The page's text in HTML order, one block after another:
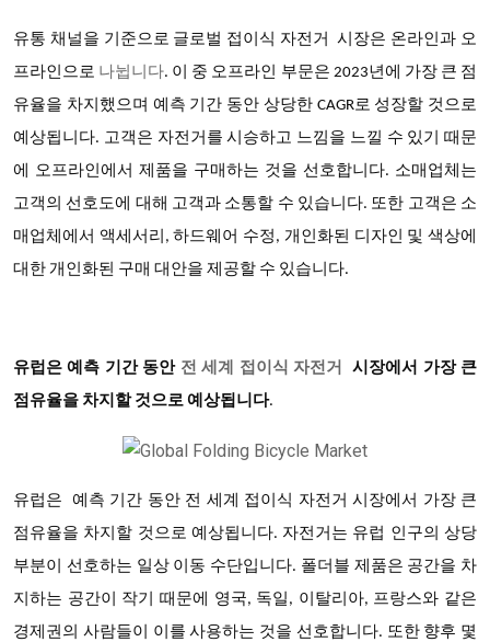
유통 채널을 기준으로 글로벌 접이식 자전거 시장은 온라인과 오
프라인으로 나뉩니다. 이 중 오프라인 부문은 2023년에 가장 큰 점
유율을 차지했으며 예측 기간 동안 상당한 CAGR로 성장할 것으로
예상됩니다. 고객은 자전거를 시승하고 느낌을 느낄 수 있기 때문
에 오프라인에서 제품을 구매하는 것을 선호합니다. 소매업체는
고객의 선호도에 대해 고객과 소통할 수 있습니다. 또한 고객은 소
매업체에서 액세서리, 하드웨어 수정, 개인화된 디자인 및 색상에
대한 개인화된 구매 대안을 제공할 수 있습니다.
유럽은 예측 기간 동안 전 세계 접이식 자전거
시장에서 가장 큰
점유율을 차지할 것으로 예상됩니다.
유럽은 예측 기간 동안 전 세계 접이식 자전거 시장에서 가장 큰
점유율을 차지할 것으로 예상됩니다. 자전거는 유럽 인구의 상당
부분이 선호하는 일상 이동 수단입니다. 폴더블 제품은 공간을 차
지하는 공간이 작기 때문에 영국, 독일, 이탈리아, 프랑스와 같은
경제권의 사람들이 이를 사용하는 것을 선호합니다. 또한 향후 몇